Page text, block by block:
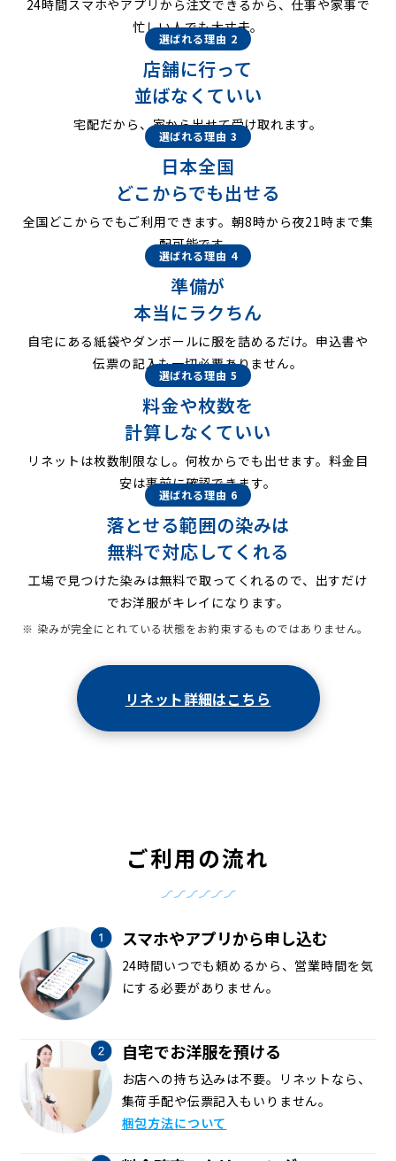
24時間スマホやアプリから注文できるから、仕事や家事で
忙しい人でも大丈夫。
選ばれる理由 2
店舗に行って
並ばなくていい
宅配だから、家から出せて受け取れます。
選ばれる理由 3
日本全国
どこからでも出せる
全国どこからでもご利用できます。朝8時から夜21時まで集
配可能です。
選ばれる理由 4
準備が
本当にラクちん
自宅にある紙袋やダンボールに服を詰めるだけ。申込書や
伝票の記入も一切必要ありません。
選ばれる理由 5
料金や枚数を
計算しなくていい
リネットは枚数制限なし。何枚からでも出せます。料金目
安は事前に確認できます。
選ばれる理由 6
落とせる範囲の染みは
無料で対応してくれる
工場で見つけた染みは無料で取ってくれるので、出すだけ
でお洋服がキレイになります。
※ 染みが完全にとれている状態をお約束するものではありません。
リネット詳細はこちら
ご利用の流れ
スマホやアプリから申し込む
24時間いつでも頼めるから、営業時間を気
にする必要がありません。
自宅でお洋服を預ける
お店への持ち込みは不要。リネットなら、
集荷手配や伝票記入もいりません。
梱包方法について